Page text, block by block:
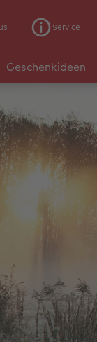
Service
Geschenkideen